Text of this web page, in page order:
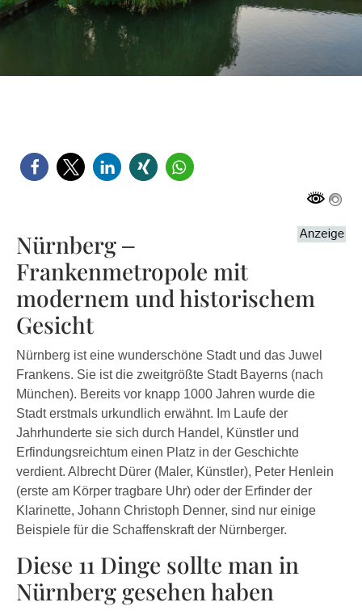
Nürnberg –
Frankenmetropole mit
modernem und historischem
Gesicht
Nürnberg ist eine wunderschöne Stadt und das Juwel
Frankens. Sie ist die zweitgrößte Stadt Bayerns (nach
München). Bereits vor knapp 1000 Jahren wurde die
Stadt erstmals urkundlich erwähnt. Im Laufe der
Jahrhunderte sie sich durch Handel, Künstler und
Erfindungsreichtum einen Platz in der Geschichte
verdient. Albrecht Dürer (Maler, Künstler), Peter Henlein
(erste am Körper tragbare Uhr) oder der Erfinder der
Klarinette, Johann Christoph Denner, sind nur einige
Beispiele für die Schaffenskraft der Nürnberger.
Diese 11 Dinge sollte man in
Nürnberg gesehen haben